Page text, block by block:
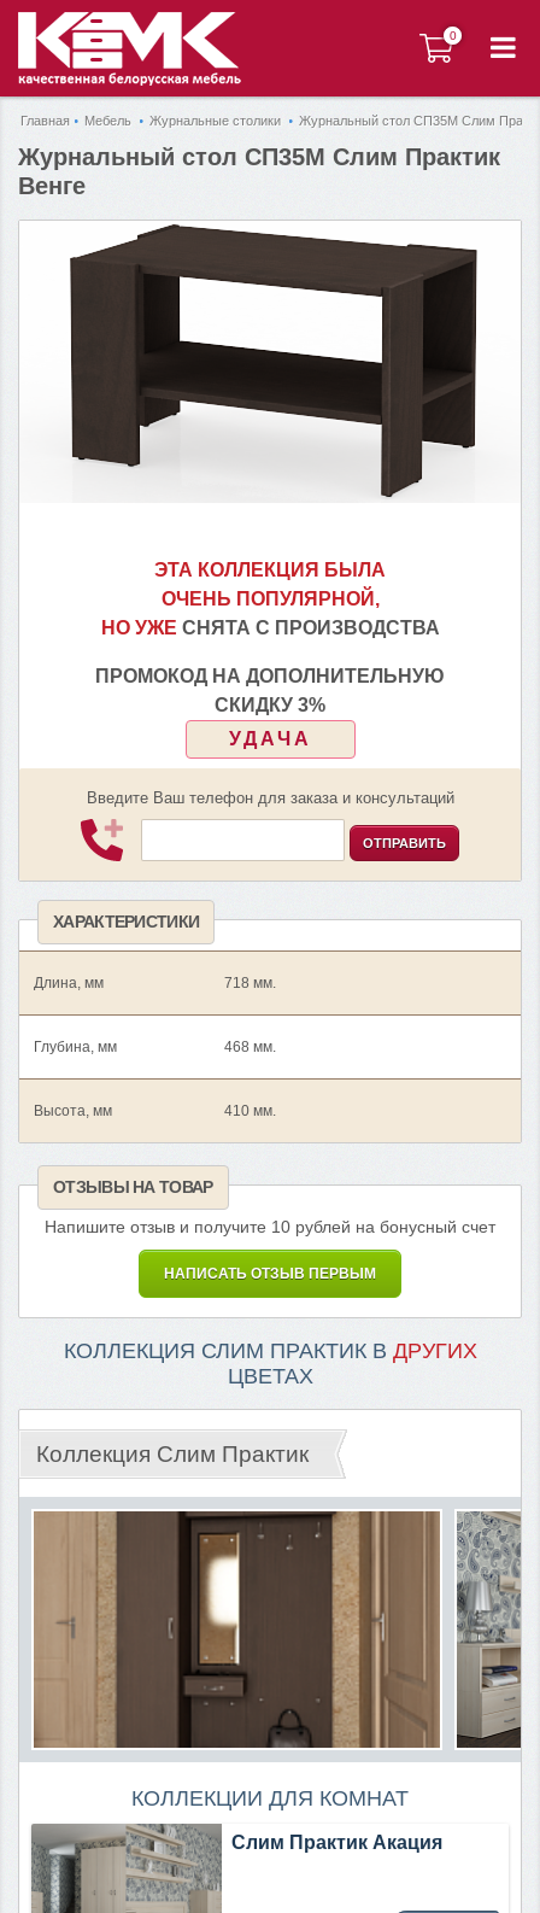
0
0
Главная Мебель Журнальные столики Журнальный стол СП35М Слим
Журнальный стол СП35М Слим Практик
Венге
ЭТА КОЛЛЕКЦИЯ БЫЛА
ОЧЕНЬ ПОПУЛЯРНОЙ,
НО УЖЕ СНЯТА С ПРОИЗВОДСТВА
ПРОМОКОД НА ДОПОЛНИТЕЛЬНУЮ
СКИДКУ 3%
УДАЧА
Введите Ваш телефон для заказа и консультаций
ОТПРАВИТЬ
ХАРАКТЕРИСТИКИ
Длина, мм 718 мм.
Глубина, мм 468 мм.
Высота, мм 410 мм.
ОТЗЫВЫ НА ТОВАР
Напишите отзыв и получите 10 рублей на бонусный счет
НАПИСАТЬ ОТЗЫВ ПЕРВЫМ
КОЛЛЕКЦИЯ СЛИМ ПРАКТИК В ДРУГИХ
ЦВЕТАХ
Коллекция Слим Практик
КОЛЛЕКЦИИ ДЛЯ КОМНАТ
Слим Практик Акация